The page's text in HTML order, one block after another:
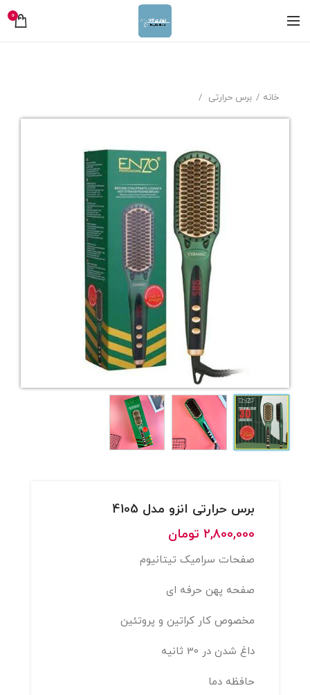
0
خانه برس حرارتی
برس حرارتی انزو مدل 4105
2,800,000 تومان
صفحات سرامیک تیتانیوم
صفحه پهن حرفه ای
مخصوص کار کراتین و پروتئین
داغ شدن در 30 ثانیه
حافظه دما